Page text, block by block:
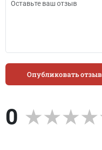
Опубликовать отзыв
0